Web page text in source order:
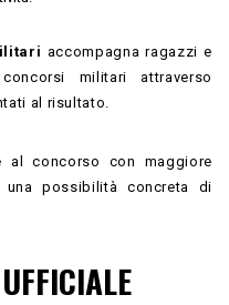
accompagna ragazzi e
militari attraverso
al risultato.
al concorso con maggiore
una possibilità concreta di